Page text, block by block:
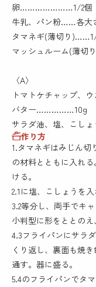
卵…………………1/2個
牛乳、パン粉……各大
タマネギ(薄切り
マッシュルーム(薄切
〈A〉
トマトケチャップ
バター……………10g
サラダ油、塩、こし
作り方
1.タマネギはみじん切
の材料とともに入れ
ける。
2.1に塩、こしょうを
3.2等分し、両手でキ
小判型に形をととのえ
4.3フライパンにサラ
くり返し、裏面も焼
通す。器に盛る。
5.4のフライパンでタ